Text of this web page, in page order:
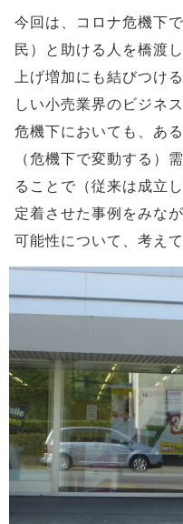
今回は、コロナ危機下
民）と助ける人を橋渡
上げ増加にも結びつけ
しい小売業界のビジネ
危機下においても、あ
（危機下で変動する）
ることで（従来は成立
定着させた事例をみな
可能性について、考え